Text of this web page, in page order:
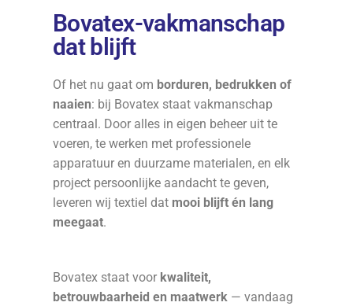
Bovatex-vakmanschap
dat blijft
Of het nu gaat om borduren, bedrukken of
naaien: bij Bovatex staat vakmanschap
centraal. Door alles in eigen beheer uit te
voeren, te werken met professionele
apparatuur en duurzame materialen, en elk
project persoonlijke aandacht te geven,
leveren wij textiel dat mooi blijft én lang
meegaat.
Bovatex staat voor kwaliteit,
betrouwbaarheid en maatwerk— vandaag